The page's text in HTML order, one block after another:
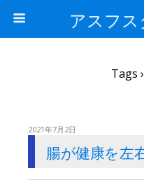
アスフ
Tags
2021年7月2日
腸が健康を左